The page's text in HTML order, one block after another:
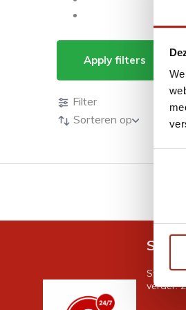
Apply filters
Filter
Sorteren op
Snel
Stel je
verder.